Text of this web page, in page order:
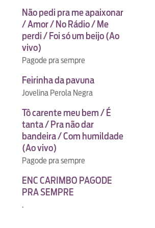
Não pedi pra me apaixonar
/ Amor / No Rádio / Me
perdi / Foi só um beijo (Ao
vivo)
Pagode pra sempre
Feirinha da pavuna
Jovelina Perola Negra
Tô carente meu bem / É
tanta / Pra não dar
bandeira / Com humildade
(Ao vivo)
Pagode pra sempre
ENC CARIMBO PAGODE
PRA SEMPRE
.